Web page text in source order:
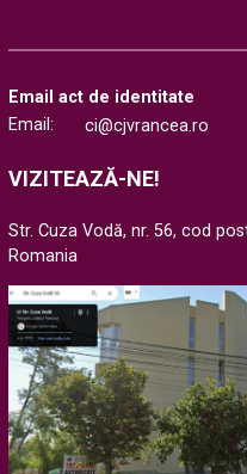
Email act de identitate
Email:
ci@cjvrancea.ro
VIZITEAZĂ-NE!
Str. Cuza Vodă, nr. 56, cod
Romania